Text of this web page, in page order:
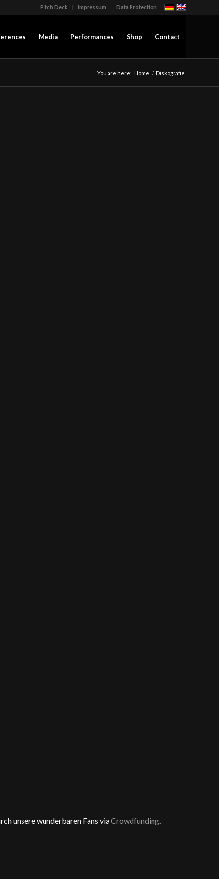
Pitch Deck Impressum Data Protection
Media Performances Shop Contact
You are here: Home / Diskografie
unsere wunderbaren Fans viaCrowdfunding.